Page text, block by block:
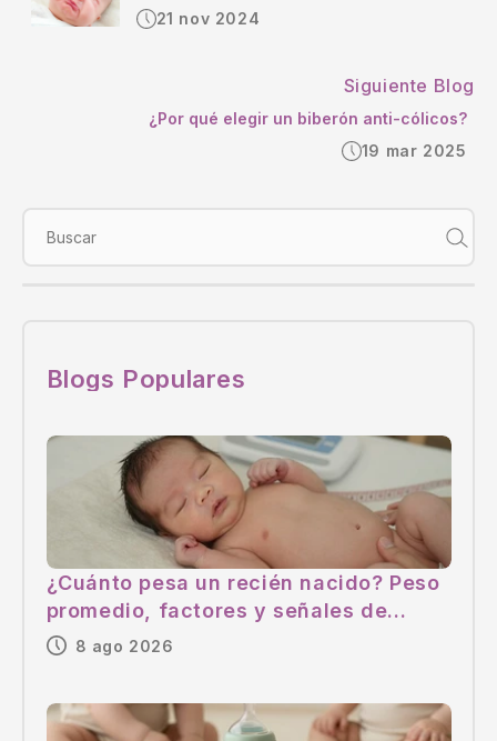
21 nov 2024
Siguiente Blog
¿Por qué elegir un biberón anti-cólicos?
19 mar 2025
Blogs Populares
¿Cuánto pesa un recién nacido? Peso
promedio, factores y señales de
alerta8 ago 2026